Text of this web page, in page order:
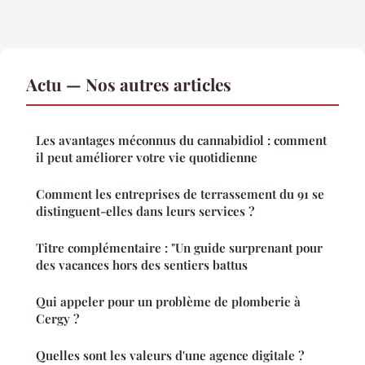
Actu — Nos autres articles
Les avantages méconnus du cannabidiol : comment
il peut améliorer votre vie quotidienne
Comment les entreprises de terrassement du 91 se
distinguent-elles dans leurs services ?
Titre complémentaire : "Un guide surprenant pour
des vacances hors des sentiers battus
Qui appeler pour un problème de plomberie à
Cergy ?
Quelles sont les valeurs d'une agence digitale ?